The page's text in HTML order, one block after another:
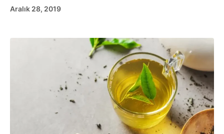
Aralık 28, 2019